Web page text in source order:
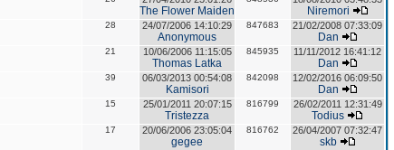
The Flower Maiden Niremori
28 24/07/2006 14:10:29
Anonymous
847683 21/02/2008 07:33:09
Dan
21 10/06/2006 11:15:05
Thomas Latka
845935 11/11/2012 16:41:12
Dan
39 06/03/2013 00:54:08
Kamisori
842098 12/02/2016 06:09:50
Dan
15 25/01/2011 20:07:15
Tristezza
816799 26/02/2011 12:31:49
Todius
17 20/06/2006 23:05:04
gegee
816762 26/04/2007 07:32:47
skb